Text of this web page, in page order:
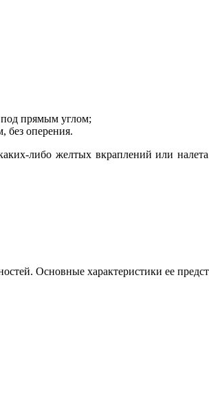
прямым углом;
без оперения.
либо желтых вкраплений или
Основные характеристики ее